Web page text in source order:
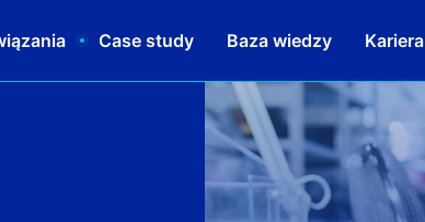
Case study Baza wiedzy Kariera